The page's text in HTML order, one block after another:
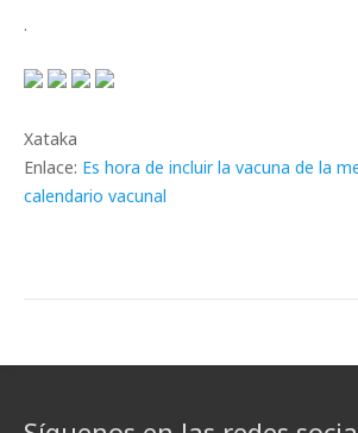
.
Xataka
Enlace: Es hora de incluir la vacuna de la
calendario vacunal